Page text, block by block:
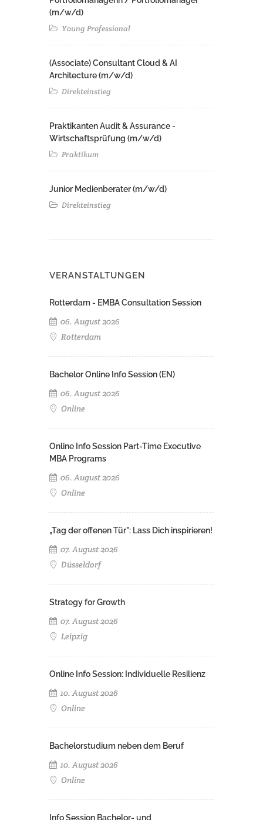
(m/w/d)
Young Professional
(Associate) Consultant Cloud & AI
Architecture (m/w/d)​ ​
Direkteinstieg
Praktikanten Audit & Assurance -
Wirtschaftsprüfung (m/w/d)
Praktikum
Junior Medienberater (m/w/d)
Direkteinstieg
VERANSTALTUNGEN
Rotterdam - EMBA Consultation Session
06. August 2026
Rotterdam
Bachelor Online Info Session (EN)
06. August 2026
Online
Online Info Session Part-Time Executive
MBA Programs
06. August 2026
Online
„Tag der offenen Tür": Lass Dich inspirieren!
07. August 2026
Düsseldorf
Strategy for Growth
07. August 2026
Leipzig
Online Info Session: Individuelle Resilienz
10. August 2026
Online
Bachelorstudium neben dem Beruf
10. August 2026
Online
Info Session Bachelor- und